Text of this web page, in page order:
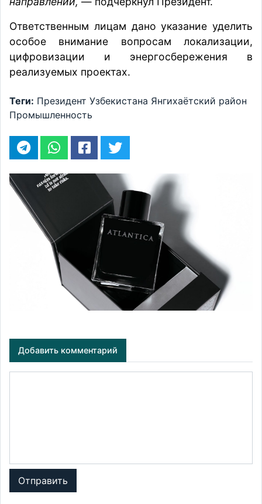
Ответственным лицам дано указание уделить
особое внимание вопросам локализации,
цифровизации и энергосбережения в
реализуемых проектах.
Теги: Президент Узбекистана Янгихаётский район
Промышленность
Добавить комментарий
Отправить